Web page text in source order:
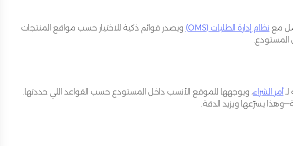
نظام إدارة الطلبات (OMS)
ويصدر قوائم ذكية للاختيار حسب مواقع المنتجات
المستودع.
أمر الشراء، ويوجهها للموقع الأنسب داخل المستودع حسب القواعد اللي حددتها.
يسرّعها ويزيد الدقة.